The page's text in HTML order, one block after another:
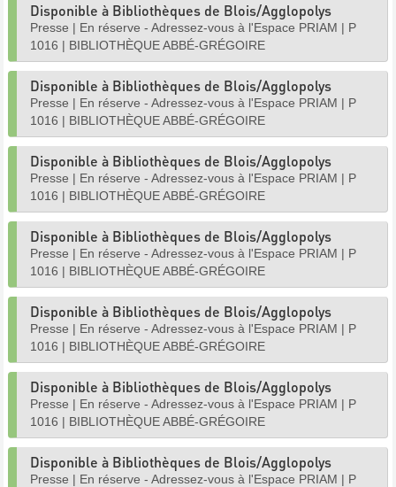
Disponible à Bibliothèques de Blois/Agglopolys
Presse | En réserve - Adressez-vous à l'Espace PRIAM | P
1016 | BIBLIOTHÈQUE ABBÉ-GRÉGOIRE
Disponible à Bibliothèques de Blois/Agglopolys
Presse | En réserve - Adressez-vous à l'Espace PRIAM | P
1016 | BIBLIOTHÈQUE ABBÉ-GRÉGOIRE
Disponible à Bibliothèques de Blois/Agglopolys
Presse | En réserve - Adressez-vous à l'Espace PRIAM | P
1016 | BIBLIOTHÈQUE ABBÉ-GRÉGOIRE
Disponible à Bibliothèques de Blois/Agglopolys
Presse | En réserve - Adressez-vous à l'Espace PRIAM | P
1016 | BIBLIOTHÈQUE ABBÉ-GRÉGOIRE
Disponible à Bibliothèques de Blois/Agglopolys
Presse | En réserve - Adressez-vous à l'Espace PRIAM | P
1016 | BIBLIOTHÈQUE ABBÉ-GRÉGOIRE
Disponible à Bibliothèques de Blois/Agglopolys
Presse | En réserve - Adressez-vous à l'Espace PRIAM | P
1016 | BIBLIOTHÈQUE ABBÉ-GRÉGOIRE
Disponible à Bibliothèques de Blois/Agglopolys
Presse | En réserve - Adressez-vous à l'Espace PRIAM | P